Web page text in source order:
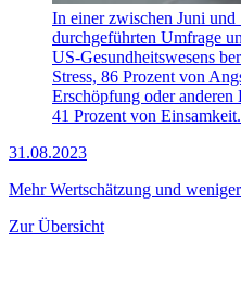
In einer zwischen Juni und
durchgeführten Umfrage
US-Gesundheitswesens
Stress, 86 Prozent von
Erschöpfung oder
41 Prozent von Einsamkeit.
31.08.2023
Mehr Wertschätzung und
Zur Übersicht